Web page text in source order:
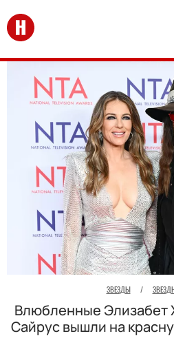
Перейти на главную
ЗВЕЗДЫ /
Влюбленные Элизабет
Сайрус вышли на